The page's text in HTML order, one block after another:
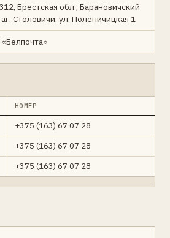
Брестская обл., Барановичский
Столовичи, ул. Поленичицкая 1
НОМЕР
+375 (163) 67 07 28
+375 (163) 67 07 28
+375 (163) 67 07 28